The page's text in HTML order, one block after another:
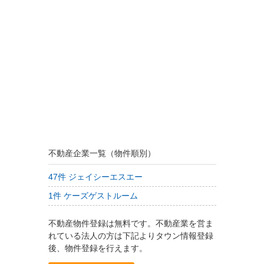
不動産企業一覧（物件順別）
47件 ジェイシーエスエー
1件 ケーズゲストルーム
不動産物件登録は無料です。不動産業を営ま
れている法人の方は下記よりタウン情報登録
後、物件登録を行えます。